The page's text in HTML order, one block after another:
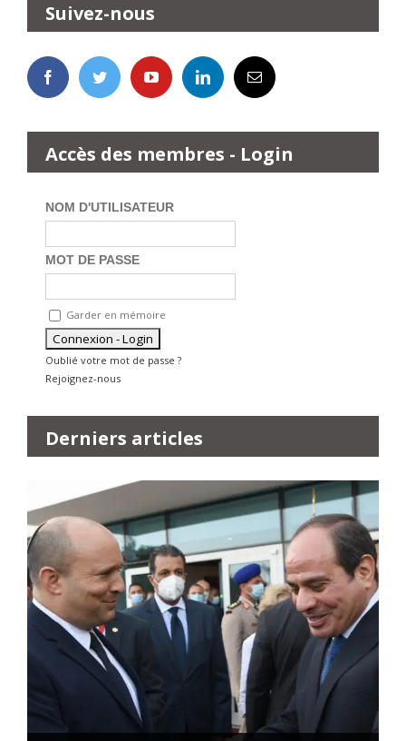
Suivez-nous
Accès des membres - Login
NOM D'UTILISATEUR
MOT DE PASSE
Garder en mémoire
Oublié votre mot de passe ?
Rejoignez-nous
Derniers articles